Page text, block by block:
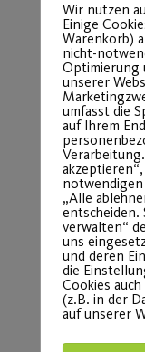
Wir nutzen
Einige
Warenkorb)
nicht-
Optimierung
unserer
umfasst die
auf Ihrem
„Alle
entscheiden.
verwalten“
uns
und deren
die
Cookies
(z.B. in der
auf unserer